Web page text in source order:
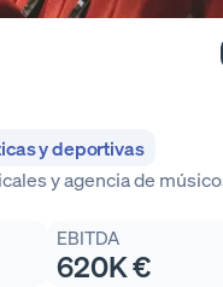
y deportivas
y agencia de
EBITDA
620K €